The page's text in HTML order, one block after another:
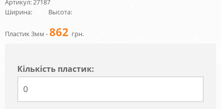
Ширина:
Высота:
Пластик 3мм -862 грн.
Кiлькiсть пластик: